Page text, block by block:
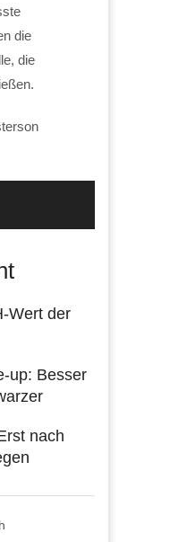
die
die
Wert der
up: Besser
nach